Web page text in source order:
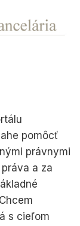
pomôcť
právnymi
a za
s cieľom